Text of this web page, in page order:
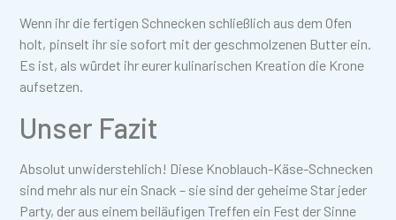
Wenn ihr die fertigen Schnecken schließlich aus dem Ofen
holt, pinselt ihr sie sofort mit der geschmolzenen Butter ein.
Es ist, als würdet ihr eurer kulinarischen Kreation die Krone
aufsetzen.
Unser Fazit
Absolut unwiderstehlich! Diese Knoblauch-Käse-Schnecken
sind mehr als nur ein Snack – sie sind der geheime Star jeder
Party, der aus einem beiläufigen Treffen ein Fest der Sinne